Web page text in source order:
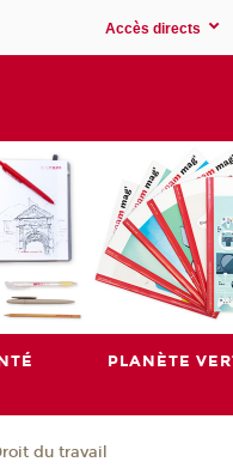
Accès directs
PLANÈTE
du travail